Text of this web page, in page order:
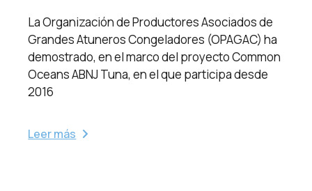
La Organización de Productores Asociados de
Grandes Atuneros Congeladores (OPAGAC) ha
demostrado, en el marco del proyecto Common
Oceans ABNJ Tuna, en el que participa desde
2016
Leer más